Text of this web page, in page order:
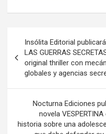
entradas
Insólita Editorial
LAS GUERRAS
original thriller con
globales y agencias
Nocturna Ediciones
novela
historia sobre una